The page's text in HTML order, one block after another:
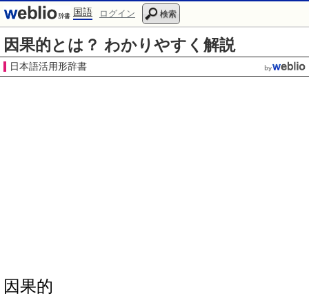
国語 ログイン 検索
因果的とは？ わかりやすく解説
日本語活用形辞書
因果的